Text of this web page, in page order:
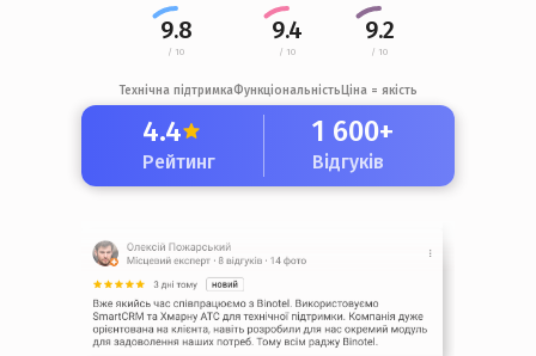
4.4
Рейтинг
1 600+
Відгуків
9.8
/ 10
Технічна підтримка
9.4
/ 10
Функціональність
9.2
/ 10
Ціна = якість